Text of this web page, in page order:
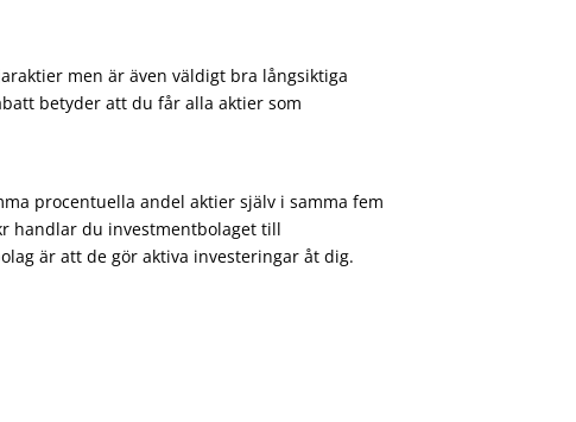
men är även väldigt bra långsiktiga
betyder att du får alla aktier som
procentuella andel aktier själv i samma fem
handlar du investmentbolaget till
är att de gör aktiva investeringar åt dig.